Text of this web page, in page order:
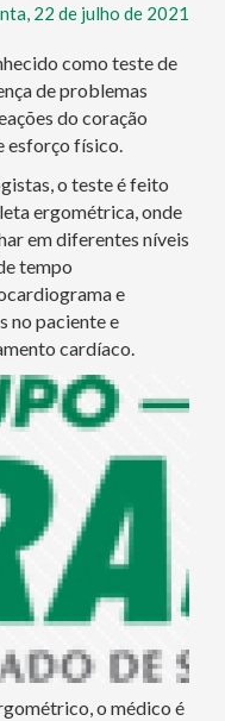
22 de julho de 2021
como teste de
de problemas
do coração
esforço físico.
o teste é feito
ergométrica, onde
em diferentes níveis
tempo
e
no paciente e
cardíaco.
o médico é